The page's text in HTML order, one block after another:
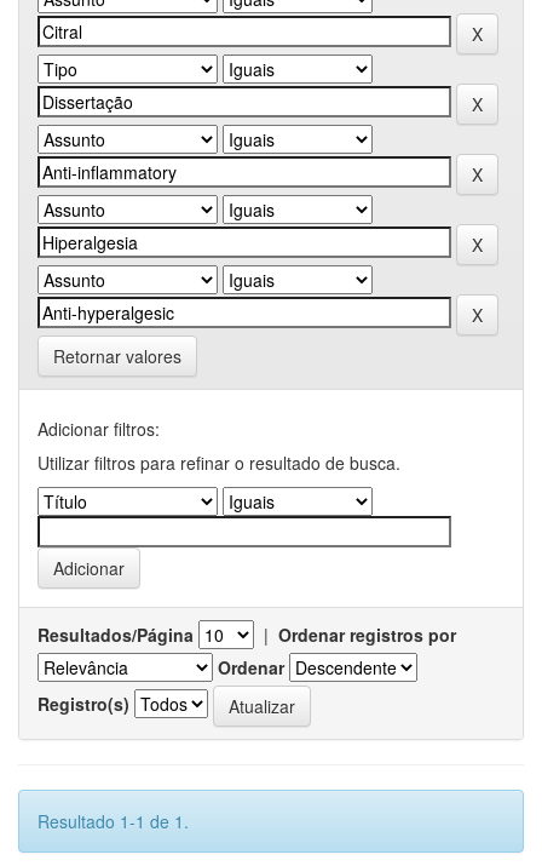
Retornar valores
Adicionar filtros:
Utilizar filtros para refinar o resultado de busca.
Resultados/Página | Ordenar registros por
Ordenar
Registro(s)
Resultado 1-1 de 1.